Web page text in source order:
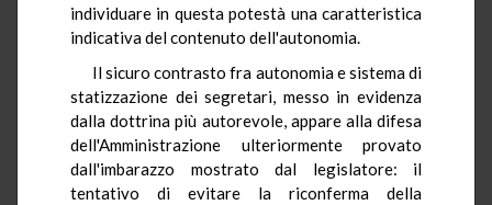
individuare in questa potestà una caratteristica
indicativa del contenuto dell'autonomia.
Il sicuro contrasto fra autonomia e sistema di
statizzazione dei segretari, messo in evidenza
dalla dottrina più autorevole, appare alla difesa
dell'Amministrazione ulteriormente provato
dall'imbarazzo mostrato dal legislatore: il
tentativo di evitare la riconferma della